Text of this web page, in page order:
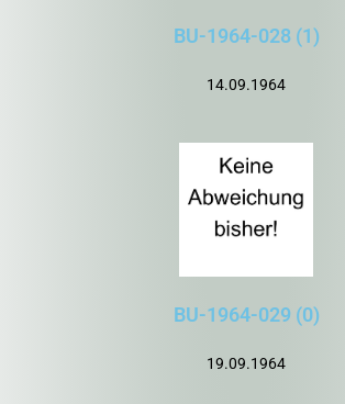
BU-1964-028 (1)
14.09.1964
BU-1964-029 (0)
19.09.1964